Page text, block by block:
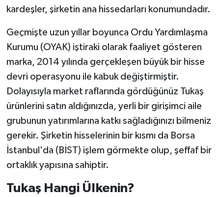
kardeşler, şirketin ana hissedarları konumundadır.
Geçmişte uzun yıllar boyunca Ordu Yardımlaşma
Kurumu (OYAK) iştiraki olarak faaliyet gösteren
marka, 2014 yılında gerçekleşen büyük bir hisse
devri operasyonu ile kabuk değiştirmiştir.
Dolayısıyla market raflarında gördüğünüz Tukaş
ürünlerini satın aldığınızda, yerli bir girişimci aile
grubunun yatırımlarına katkı sağladığınızı bilmeniz
gerekir. Şirketin hisselerinin bir kısmı da Borsa
İstanbul'da (BİST) işlem görmekte olup, şeffaf bir
ortaklık yapısına sahiptir.
Tukaş Hangi Ülkenin?